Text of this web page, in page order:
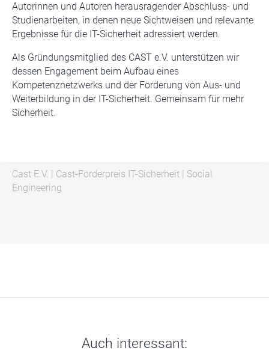
Autorinnen und Autoren herausragender Abschluss- und
Studienarbeiten, in denen neue Sichtweisen und relevante
Ergebnisse für die IT-Sicherheit adressiert werden.
Als Gründungsmitglied des CAST e.V. unterstützen wir
dessen Engagement beim Aufbau eines
Kompetenznetzwerks und der Förderung von Aus- und
Weiterbildung in der IT-Sicherheit. Gemeinsam für mehr
Sicherheit.
Cast E.V. Cast-Förderpreis IT-Sicherheit
Social
Engineering
Auch interessant: